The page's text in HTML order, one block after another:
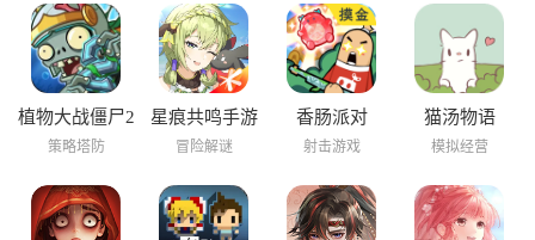
植物大战僵尸2
海底世界
策略塔防
星痕共鸣手游
冒险解谜
香肠派对
射击游戏
猫汤物语
模拟经营